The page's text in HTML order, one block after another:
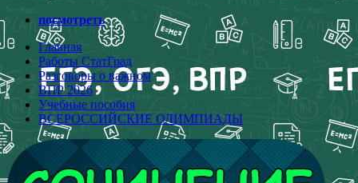
посмотреть
Главная
Работы СтатГрад
Разговоры о важном
ВПР 2026
Учебные пособия
ВСЕРОССИЙСКИЕ ОЛИМПИАДЫ